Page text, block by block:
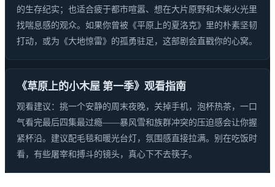
的生存纪实；也适合疲于都市喧嚣、想在大片原野和木柴火光里
找喘息感的观众。如果你曾被《平原上的夏洛克》里的朴素坚韧
打动，或为《大地惊雷》的孤勇驻足，这部剧会直戳你的心窝。
《草原上的小木屋 第一季》观看指南
观看建议：挑一个安静的周末夜晚，关掉手机，泡杯热茶，一口
气看完最后四集最过瘾——暴风雪和族群冲突的压迫感会让你握
紧杯沿。建议配毛毯和暖光台灯，氛围感直接拉满。别在吃饭时
看，有些屠宰和搏斗的镜头，真心下不去筷子。